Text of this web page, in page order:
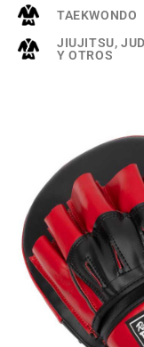
TAEKWONDO
JIUJITSU,
Y OTROS